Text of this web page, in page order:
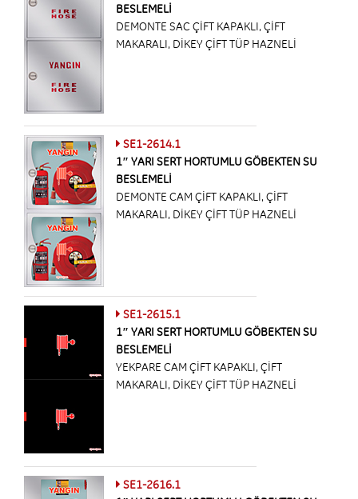
BESLEMELİ
DEMONTE SAC ÇİFT KAPAKLI, ÇİFT
MAKARALI, DİKEY ÇİFT TÜP HAZNELİ
SE1-2614.1
1″ YARI SERT HORTUMLU GÖBEKTEN SU
BESLEMELİ
DEMONTE CAM ÇİFT KAPAKLI, ÇİFT
MAKARALI, DİKEY ÇİFT TÜP HAZNELİ
SE1-2615.1
1″ YARI SERT HORTUMLU GÖBEKTEN SU
BESLEMELİ
YEKPARE CAM ÇİFT KAPAKLI, ÇİFT
MAKARALI, DİKEY ÇİFT TÜP HAZNELİ
SE1-2616.1